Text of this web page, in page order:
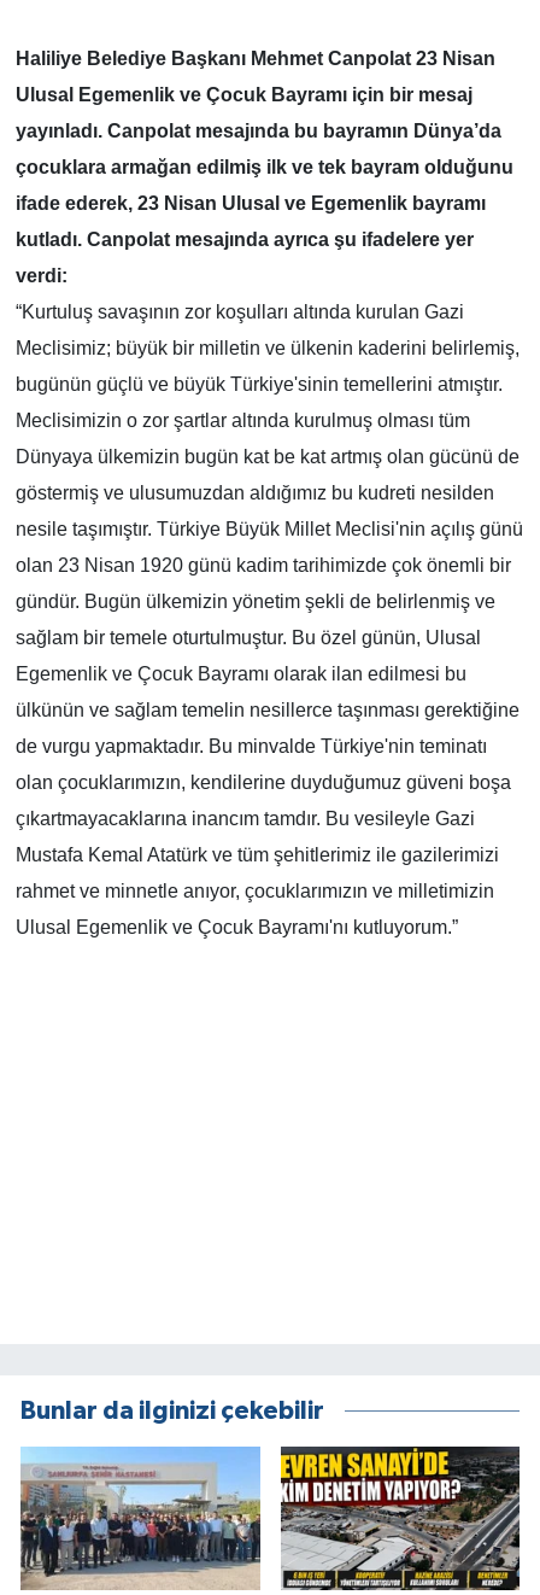
Haliliye Belediye Başkanı Mehmet Canpolat 23 Nisan
Ulusal Egemenlik ve Çocuk Bayramı için bir mesaj
yayınladı. Canpolat mesajında bu bayramın Dünya’da
çocuklara armağan edilmiş ilk ve tek bayram olduğunu
ifade ederek, 23 Nisan Ulusal ve Egemenlik bayramı
kutladı. Canpolat mesajında ayrıca şu ifadelere yer
verdi:
“Kurtuluş savaşının zor koşulları altında kurulan Gazi
Meclisimiz; büyük bir milletin ve ülkenin kaderini belirlemiş,
bugünün güçlü ve büyük Türkiye'sinin temellerini atmıştır.
Meclisimizin o zor şartlar altında kurulmuş olması tüm
Dünyaya ülkemizin bugün kat be kat artmış olan gücünü de
göstermiş ve ulusumuzdan aldığımız bu kudreti nesilden
nesile taşımıştır. Türkiye Büyük Millet Meclisi'nin açılış günü
olan 23 Nisan 1920 günü kadim tarihimizde çok önemli bir
gündür. Bugün ülkemizin yönetim şekli de belirlenmiş ve
sağlam bir temele oturtulmuştur. Bu özel günün, Ulusal
Egemenlik ve Çocuk Bayramı olarak ilan edilmesi bu
ülkünün ve sağlam temelin nesillerce taşınması gerektiğine
de vurgu yapmaktadır. Bu minvalde Türkiye'nin teminatı
olan çocuklarımızın, kendilerine duyduğumuz güveni boşa
çıkartmayacaklarına inancım tamdır. Bu vesileyle Gazi
Mustafa Kemal Atatürk ve tüm şehitlerimiz ile gazilerimizi
rahmet ve minnetle anıyor, çocuklarımızın ve milletimizin
Ulusal Egemenlik ve Çocuk Bayramı'nı kutluyorum.”
Bunlar da ilginizi çekebilir